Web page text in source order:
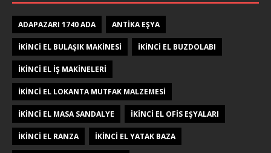
ADAPAZARI 1740 ADA ANTIKA EŞYA
IKINCI EL BULAŞIK MAKINESI IKINCI EL BUZDOLABI
IKINCI EL IŞ MAKINELERI
IKINCI EL LOKANTA MUTFAK MALZEMESI
IKINCI EL MASA SANDALYE IKINCI EL OFIS EŞYALARI
IKINCI EL RANZA IKINCI EL YATAK BAZA